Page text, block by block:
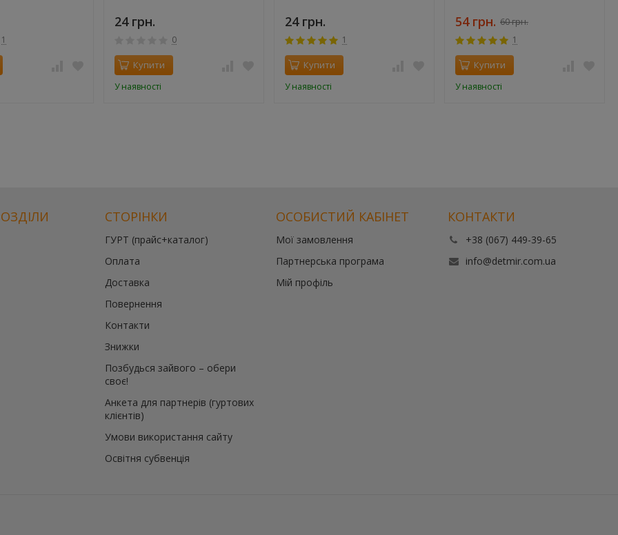
1
24 грн.
0
Купити
У наявності
24 грн.
1
Купити
У наявності
54 грн. 60 грн.
1
Купити
У наявності
СТОРІНКИ
ГУРТ (прайс+каталог)
Оплата
Доставка
Повернення
Контакти
Знижки
Позбудься зайвого – обери
своє!
Анкета для партнерів (гуртових
клієнтів)
Умови використання сайту
Освітня субвенція
ОСОБИСТИЙ КАБІНЕТ
Мої замовлення
Партнерська програма
Мій профіль
КОНТАКТИ
+38 (067) 449-39-65
info@detmir.com.ua